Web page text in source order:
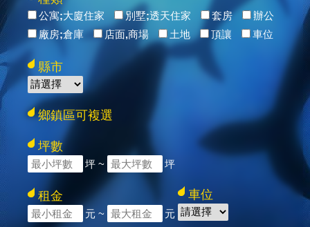
公寓;大廈住家 別墅;透天住家 套房
辦公
廠房;倉庫
店面,商場 土地 頂讓 車位
縣市
鄉鎮區可複選
坪數
坪 ~ 坪
租金
元 ~ 元
車位